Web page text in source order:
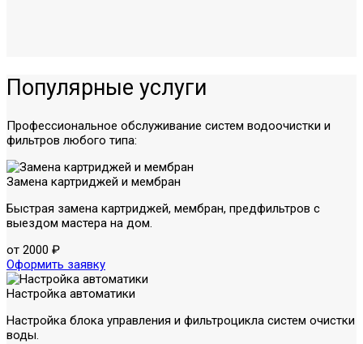
Популярные услуги
Профессиональное обслуживание систем водоочистки и
фильтров любого типа:
Замена картриджей и мембран
Быстрая замена картриджей, мембран, предфильтров с
выездом мастера на дом.
от 2000 ₽
Оформить заявку
Настройка автоматики
Настройка блока управления и фильтроцикла систем очистки
воды.